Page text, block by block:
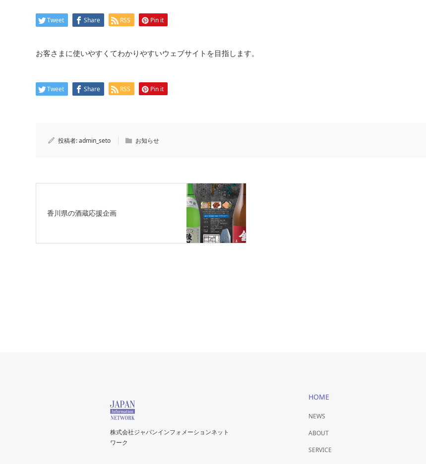
Tweet Share RSS Pin it
お客さまに使いやすくてわかりやすいウェブサイトを目指します。
Tweet Share RSS Pin it
投稿者:admin_seto お知らせ
香川県の酒蔵応援企画
HOME
NEWS
ABOUT
SERVICE
株式会社ジャパンインフォメーションネット
ワーク